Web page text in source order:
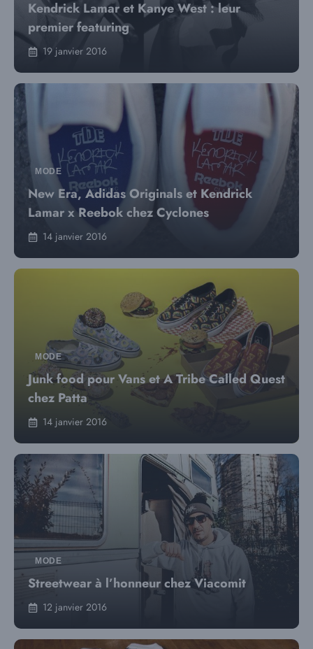
Kendrick Lamar et Kanye West : leur
premier featuring
19 janvier 2016
MODE
New Era, Adidas Originals et Kendrick
Lamar x Reebok chez Cyclones
14 janvier 2016
MODE
Junk food pour Vans et A Tribe Called Quest
chez Patta
14 janvier 2016
MODE
Streetwear à l’honneur chez Viacomit
12 janvier 2016